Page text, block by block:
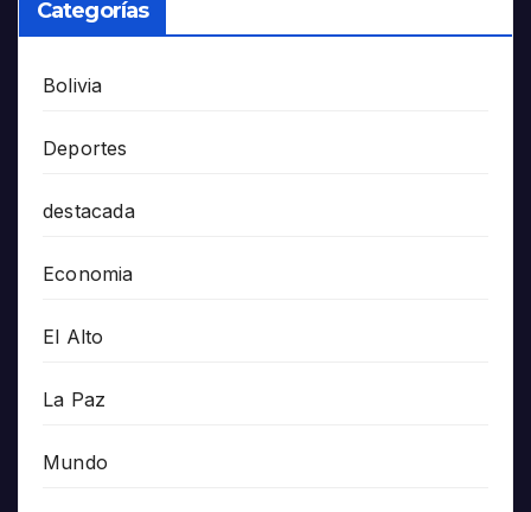
Categorías
Bolivia
Deportes
destacada
Economia
El Alto
La Paz
Mundo